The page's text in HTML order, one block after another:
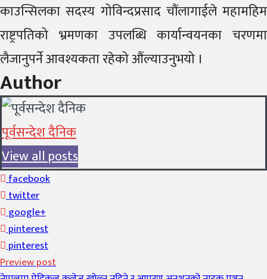
काउन्सिलका सदस्य गोविन्दप्रसाद चौंलागाईले महामहिम
राष्ट्रपतिको भ्रमणका उपलब्धि कार्यान्वयनका चरणमा
लैजानुपर्ने आवश्यकता रहेको औंल्याउनुभयो ।
Author
पूर्वसन्देश दैनिक
View all posts
facebook
twitter
google+
pinterest
pinterest
Preview post